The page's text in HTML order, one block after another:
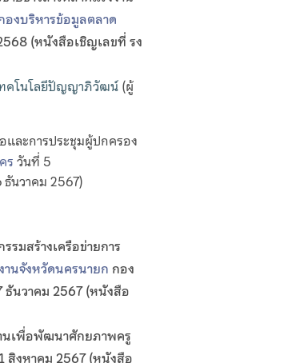
องบริหารข้อมูลตลาด
(หนังสือเชิญเลขที่ รง
คโนโลยีปัญญาภิวัฒน์(ผู้
และการประชุมผู้ปกครอง
รวันที่ 5
นวาคม 2567)
รมสร้างเครือข่ายการ
านจังหวัดนครนายกกอง
ธันวาคม 2567 (หนังสือ
นเพื่อพัฒนาศักยภาพครู
สิงหาคม 2567 (หนังสือ